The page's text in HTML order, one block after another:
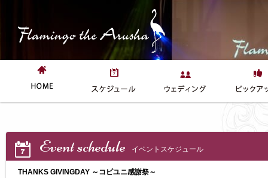
Event schedule イベントスケジュール
THANKS GIVINGDAY ～コピユニ感謝祭～